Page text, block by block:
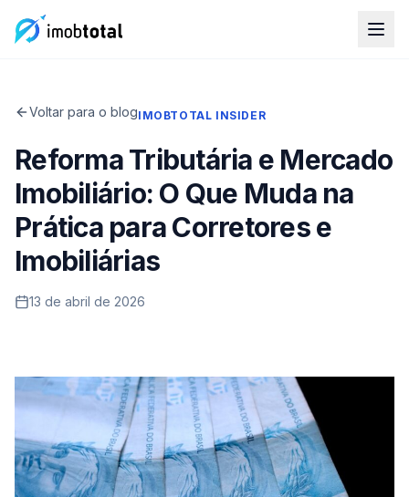
Voltar para o blogIMOBTOTAL INSIDER
Reforma Tributária e Mercado
Imobiliário: O Que Muda na
Prática para Corretores e
Imobiliárias
13 de abril de 2026